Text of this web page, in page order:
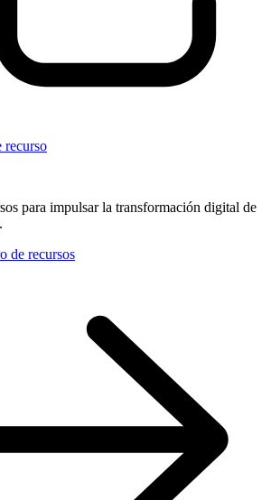
recurso
para impulsar la transformación digital de
de recursos